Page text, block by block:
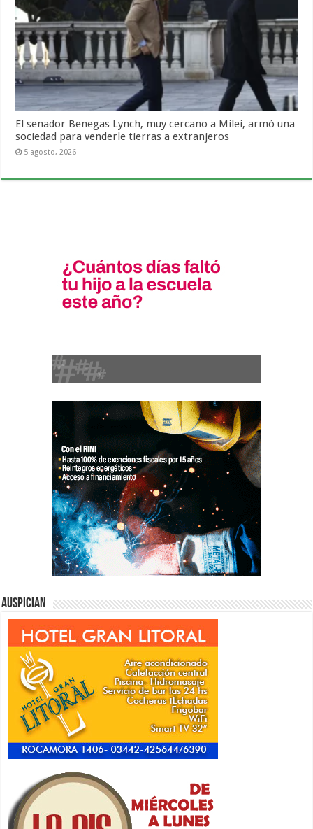
El senador Benegas Lynch, muy cercano a Milei, armó una
sociedad para venderle tierras a extranjeros
5 agosto, 2026
Auspician